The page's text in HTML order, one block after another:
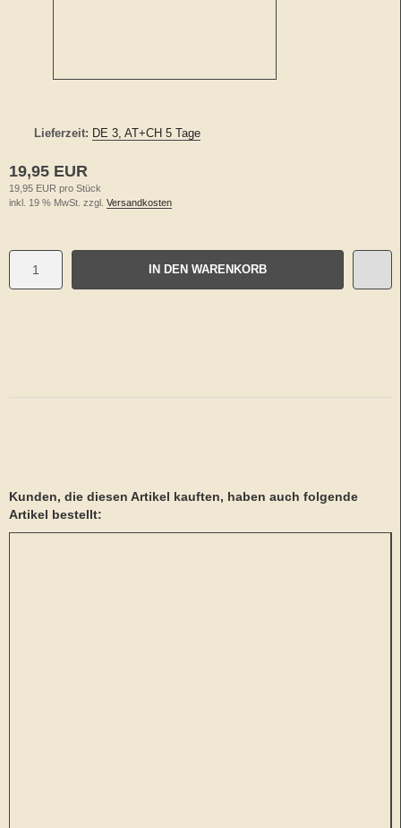
Lieferzeit: DE 3, AT+CH 5 Tage
19,95 EUR
19,95 EUR pro Stück
inkl. 19 % MwSt. zzgl. Versandkosten
IN DEN WARENKORB
Kunden, die diesen Artikel kauften, haben auch folgende
Artikel bestellt: